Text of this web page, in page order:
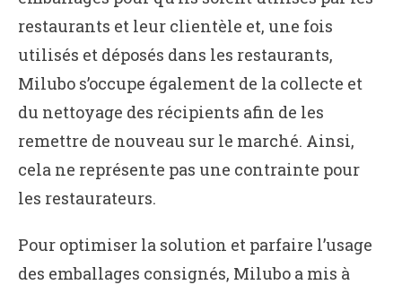
restaurants et leur clientèle et, une fois
utilisés et déposés dans les restaurants,
Milubo s’occupe également de la collecte et
du nettoyage des récipients afin de les
remettre de nouveau sur le marché. Ainsi,
cela ne représente pas une contrainte pour
les restaurateurs.
Pour optimiser la solution et parfaire l’usage
des emballages consignés, Milubo a mis à